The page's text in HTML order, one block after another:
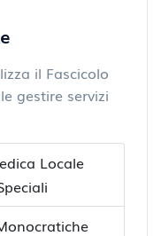
il Fascicolo
gestire servizi
Locale